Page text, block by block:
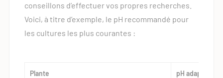
conseillons d’effectuer vos propres recherches.
Voici, à titre d’exemple, le pH recommandé pour
les cultures les plus courantes :
Plante pH adapté